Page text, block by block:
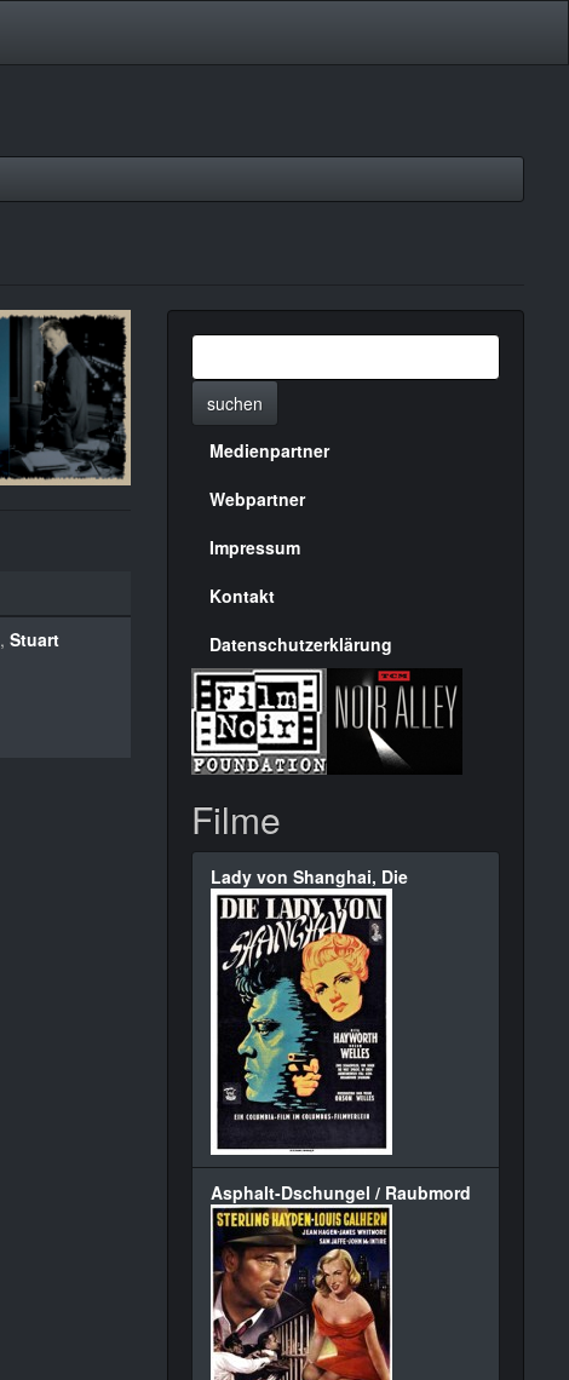
, Stuart
suchen
Menülinks
rechte
Seite
Medienpartner
Webpartner
Impressum
Kontakt
Datenschutzerklärung
Filme
Lady von Shanghai, Die
Asphalt-Dschungel / Raubmord